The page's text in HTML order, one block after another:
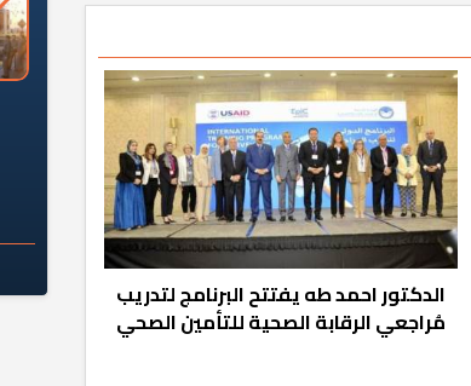
الدكتور احمد طه يفتتح البرنامج لتدريب
مُراجعي الرقابة الصحية للتأمين الصحي
هل
من
صائبًا؟
لماذا تخالف الشركات العقارية
تعليمات الرئيس السيسي؟